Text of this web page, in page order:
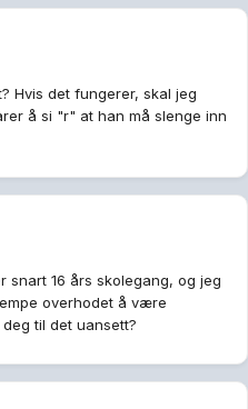
Hvis det fungerer, skal jeg
å si "r" at han må slenge inn
snart 16 års skolegang, og jeg
overhodet å være
til det uansett?